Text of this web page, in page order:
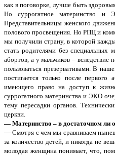
как в поговорке, лучше быть
Но суррогатное материнство и
Представительницы женского
полового просвещения. Но РПЦ и
мы получили страну, в которой
стать родителями без специальных
абортов, а у мальчиков –
пользоваться презервативами. В
постигается только после
имеющего право на доступ к
суррогатного материнства и ЭКО
тему пересадки органов.
церкви.
— Материнство – в достаточном ли
— Смотря с чем мы сравниваем
за количество детей, и никогда не
молодая женщина понимает, что,